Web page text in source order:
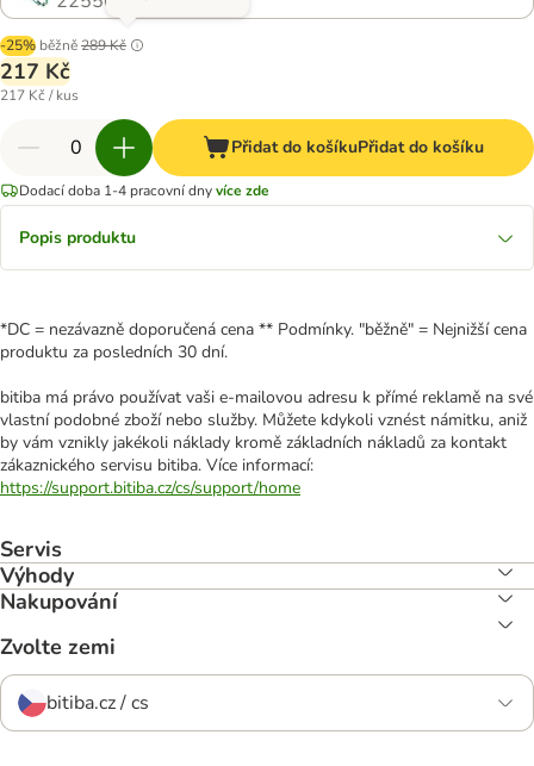
-25% běžně289 Kč
217 Kč
217 Kč / kus
Přidat do košíkuPřidat do košíku
Dodací doba 1-4 pracovní dnyvíce zde
Popis produktu
*DC = nezávazně doporučená cena ** Podmínky. "běžně" = Nejnižší cena
produktu za posledních 30 dní.
bitiba má právo používat vaši e-mailovou adresu k přímé reklamě na své
vlastní podobné zboží nebo služby. Můžete kdykoli vznést námitku, aniž
by vám vznikly jakékoli náklady kromě základních nákladů za kontakt
zákaznického servisu bitiba. Více informací:
https://support.bitiba.cz/cs/support/home
Servis
Výhody
Nakupování
Zvolte zemi
bitiba.cz / cs